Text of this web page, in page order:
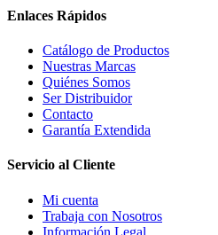
Enlaces Rápidos
Catálogo de Productos
Nuestras Marcas
Quiénes Somos
Ser Distribuidor
Contacto
Garantía Extendida
Servicio al Cliente
Mi cuenta
Trabaja con Nosotros
Información Legal